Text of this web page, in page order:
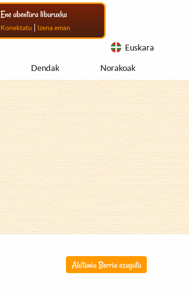
Ene abentura liburuxka
Konektatu | Izena eman
Euskara
Dendak Norakoak
Akitania Berria ezagutu